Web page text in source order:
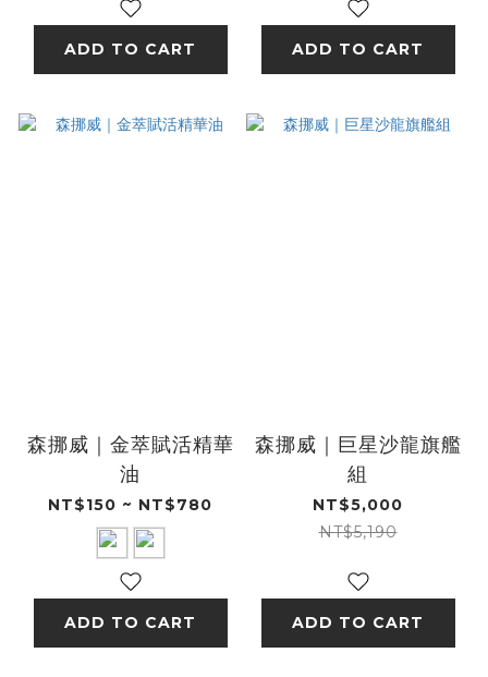
ADD TO CART ADD TO CART
森挪威｜金萃賦活精華
油
NT$150 ~ NT$780
ADD TO CART
森挪威｜巨星沙龍旗艦
組
NT$5,000
NT$5,190
ADD TO CART